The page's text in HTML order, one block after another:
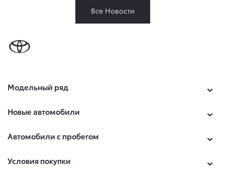
Все Новости
Модельный ряд
Новые автомобили
Автомобили с пробегом
Условия покупки